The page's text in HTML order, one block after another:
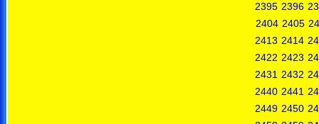
2395 2396
2404 2405
2413 2414
2422 2423
2431 2432
2440 2441
2449 2450